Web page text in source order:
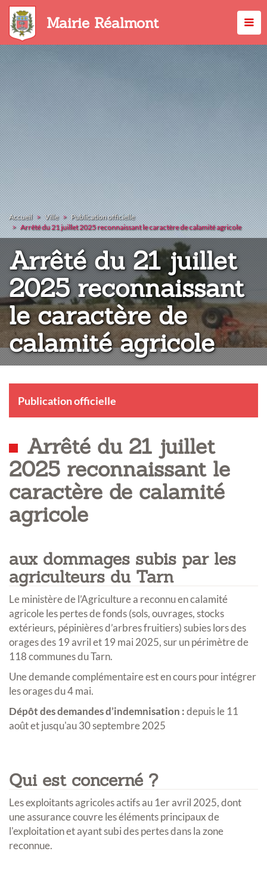
Aller
contenu
principal
Mairie Réalmont
Accueil Ville
Publication officielle
Arrêté du 21 juillet 2025 reconnaissant le caractère de calamité agricole
Arrêté du 21 juillet
2025 reconnaissant
le caractère de
calamité agricole
Publication officielle
Arrêté du 21 juillet
2025 reconnaissant le
caractère de calamité
agricole
aux dommages subis par les
agriculteurs du Tarn
Le ministère de l’Agriculture a reconnu en calamité
agricole les pertes de fonds (sols, ouvrages, stocks
extérieurs, pépinières d’arbres fruitiers) subies lors des
orages des 19 avril et 19 mai 2025, sur un périmètre de
118 communes du Tarn.
Une demande complémentaire est en cours pour intégrer
les orages du 4 mai.
Dépôt des demandes d’indemnisation :depuis le 11
août et jusqu'au 30 septembre 2025
Qui est concerné ?
Les exploitants agricoles actifs au 1er avril 2025, dont
une assurance couvre les éléments principaux de
l'exploitation et ayant subi des pertes dans la zone
reconnue.